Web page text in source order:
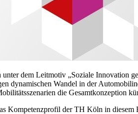
dem Leitmotiv „Soziale Innovation
dynamischen Wandel in der
die Gesamtkonzeption
Kompetenzprofil der TH Köln in diesem